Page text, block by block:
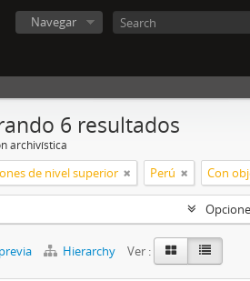
Navegar
6 resultados
archivística
de nivel superior Perú Con
Hierarchy Ver :